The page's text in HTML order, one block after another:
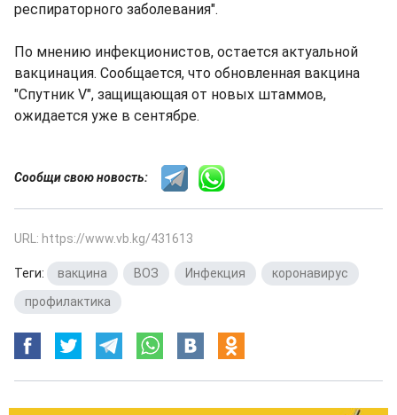
респираторного заболевания".
По мнению инфекционистов, остается актуальной
вакцинация. Сообщается, что обновленная вакцина
"Спутник V", защищающая от новых штаммов,
ожидается уже в сентябре.
Сообщи свою новость:
URL: https://www.vb.kg/431613
Теги: вакцина ВОЗ Инфекция коронавирус
профилактика